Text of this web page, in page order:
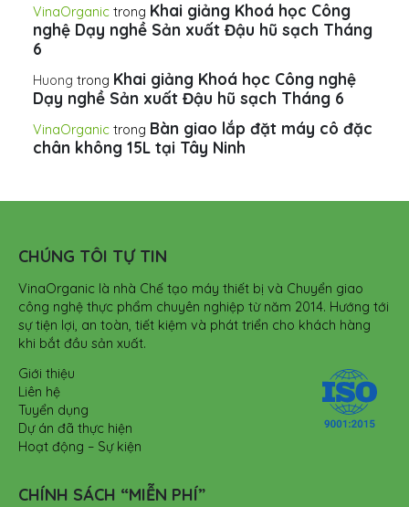
VinaOrganic trong Khai giảng Khoá học Công
nghệ Dạy nghề Sản xuất Đậu hũ sạch Tháng
6
Huong trong Khai giảng Khoá học Công nghệ
Dạy nghề Sản xuất Đậu hũ sạch Tháng 6
VinaOrganic trong Bàn giao lắp đặt máy cô đặc
chân không 15L tại Tây Ninh
CHÚNG TÔI TỰ TIN
VinaOrganic là nhà Chế tạo máy thiết bị và Chuyển giao
công nghệ thực phẩm chuyên nghiệp từ năm 2014. Hướng tới
sự tiện lợi, an toàn, tiết kiệm và phát triển cho khách hàng
khi bắt đầu sản xuất.
Giới thiệu
Liên hệ
Tuyển dụng
Dự án đã thực hiện
Hoạt động – Sự kiện
CHÍNH SÁCH “MIỄN PHÍ”